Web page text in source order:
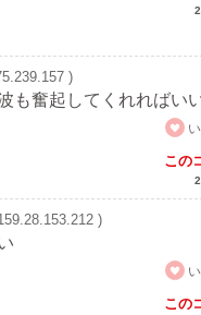
)
も奮起してくれればい
この
)
この